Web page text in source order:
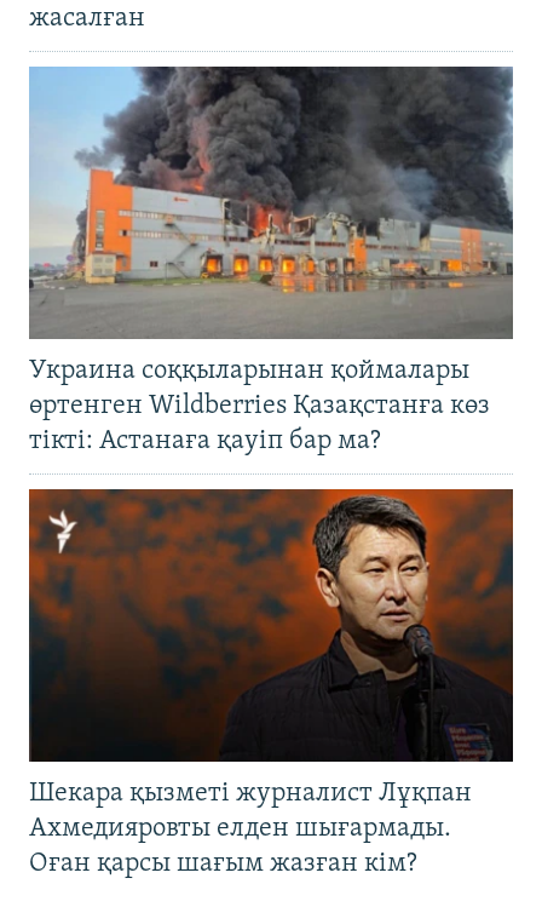
жасалған
Украина соққыларынан қоймалары
өртенген Wildberries Қазақстанға көз
тікті: Астанаға қауіп бар ма?
Шекара қызметі журналист Лұқпан
Ахмедияровты елден шығармады.
Оған қарсы шағым жазған кім?